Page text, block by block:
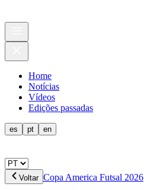
Home
Notícias
Vídeos
Edições passadas
es pt en
Voltar Copa America Futsal 2026